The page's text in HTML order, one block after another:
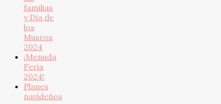
familias
y Día de
los
Museos
2024
¡Menuda
Feria
2024!
Planes
navideños